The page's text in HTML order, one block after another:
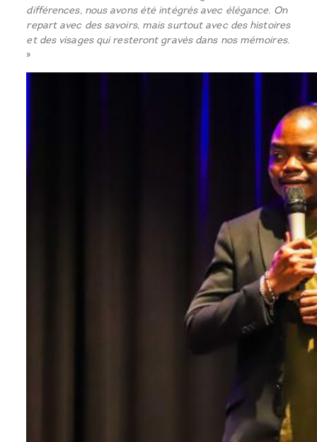
différences, nous avons été intégrés avec élégance. On
repart avec des savoirs, mais surtout avec des histoires
et des visages qui resteront gravés dans nos mémoires.
»